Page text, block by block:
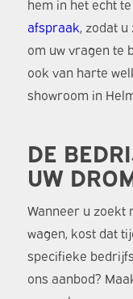
hem in het echt
afspraak, zodat
om uw vragen te
ook van harte
showroom in
DE
UW
Wanneer u zoekt
wagen, kost dat
specifieke
ons aanbod?